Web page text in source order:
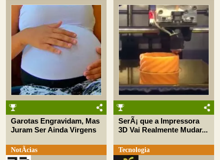
Garotas Engravidam, Mas
Juram Ser Ainda Virgens
NotÃ­cias
SerÃ¡ que a Impressora
3D Vai Realmente Mudar...
Tecnologia